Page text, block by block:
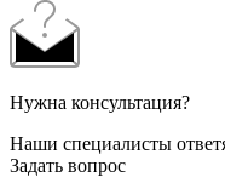
Нужна консультация?
Наши специалисты
Задать вопрос